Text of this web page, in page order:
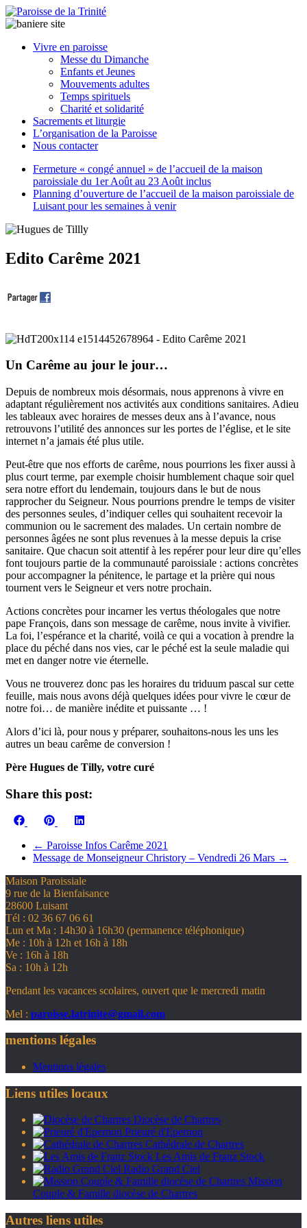
Vivre en paroisse
Messe du Dimanche
Enfants et Jeunes
Mouvements adultes
Temps spirituels
Charité et solidarité
Sacrements et liturgie
L’organisation de la Paroisse
Nous contacter
Fermeture « congé annuel » de l’accueil de la maison
paroissiale du 1er Août au 23 Août inclus
Planning d’ouverture de l’accueil de la maison paroissiale de
Luisant pour les semaines à venir
Edito Carême 2021
Un Carême au jour le jour…
Depuis de nombreux mois désormais, nous apprenons à vivre en
adaptant régulièrement nos activités aux conditions sanitaires. Adieu
les tableaux avec horaires de messes deux ans à l’avance, nous
retrouvons l’utilité des annonces sur les portes de l’église, et le site
internet n’a jamais été plus utile.
Peut-être que nos efforts de carême, nous pourrions les fixer aussi à
plus court terme, par exemple choisir humblement chaque soir quel
sera notre effort du lendemain, toujours dans le but de nous
rapprocher du Seigneur. Nous pourrions prendre le temps de visiter
des personnes seules, d’indiquer celles qui souhaitent recevoir la
communion ou le sacrement des malades. Un certain nombre de
personnes âgées ne sont plus revenues à la messe depuis la crise
sanitaire. Que chacun soit attentif à les repérer pour leur dire qu’elles
font toujours partie de la communauté paroissiale : actions concrètes
pour accompagner la pénitence, le partage et la prière qui nous
tournent vers le Seigneur et vers notre prochain.
Actions concrètes pour incarner les vertus théologales que notre
pape François, dans son message de carême, nous invite à vivifier.
La foi, l’espérance et la charité, voilà ce qui a vocation à prendre la
place du péché dans nos vies, car le péché est la seule maladie qui
met en danger notre vie éternelle.
Vous ne trouverez donc pas les horaires du triduum pascal sur cette
feuille, mais nous avons déjà quelques idées pour vivre le cœur de
notre foi… de manière inédite et puissante … !
Alors d’ici là, pour nous y préparer, souhaitons-nous les uns les
autres un beau carême de conversion !
Père Hugues de Tilly, votre curé
Share this post:
Share
FacebookShare
Pinterest
← Paroisse Infos Carême 2021
Message de Monseigneur Christory – Vendredi 26 Mars →
Maison Paroissiale
9 rue de la Bienfaisance
28600 Luisant
Tél : 02 36 67 06 61
Lun et Ma : 14h30 à 16h30 (permanence téléphonique)
Me : 10h à 12h et 16h à 18h
Ve : 16h à 18h
Sa : 10h à 12h
Pendant les vacances scolaires, ouvert que le mercredi matin
Mel : paroisse.latrinite@gmail.com
mentions légales
Mentions légales
Liens utiles locaux
Diocèse de Chartres
Prieuré d'Epernon
Cathédrale de Chartres
Les Amis de Franz Stock
Radio Grand Ciel
Mission
Couple & Famille diocèse de Chartres
Autres liens utiles